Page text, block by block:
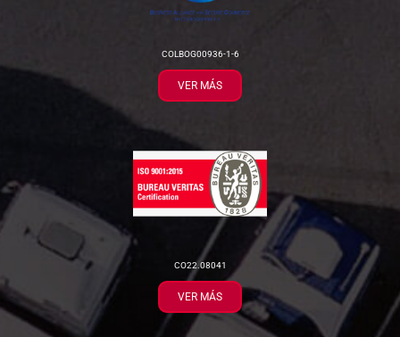
COLBOG00936-1-6
VER MÁS
CO22.08041
VER MÁS